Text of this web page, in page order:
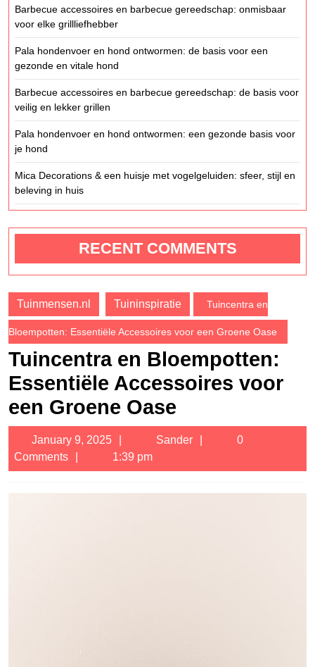
Barbecue accessoires en barbecue gereedschap: onmisbaar
voor elke grillliefhebber
Pala hondenvoer en hond ontwormen: de basis voor een
gezonde en vitale hond
Barbecue accessoires en barbecue gereedschap: de basis voor
veilig en lekker grillen
Pala hondenvoer en hond ontwormen: een gezonde basis voor
je hond
Mica Decorations & een huisje met vogelgeluiden: sfeer, stijl en
beleving in huis
RECENT COMMENTS
Tuinmensen.nl Tuininspiratie Tuincentra en
Bloempotten: Essentiële Accessoires voor een Groene Oase
Tuincentra en Bloempotten:
Essentiële Accessoires voor
een Groene Oase
January 9, 2025
January
9,
2025
Sander Sander
0
Comments
1:39 pm